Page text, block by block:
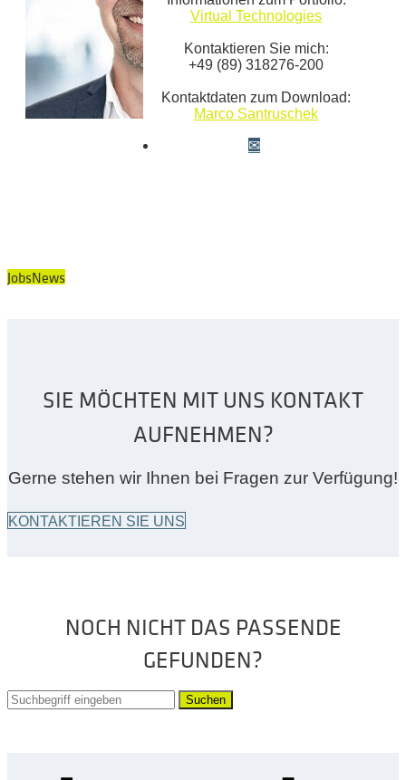
Virtual Technologies
Kontaktieren Sie mich:
+49 (89) 318276-200
Kontaktdaten zum Download:
Marco Santruschek
JobsNews
SIE MÖCHTEN MIT UNS KONTAKT
AUFNEHMEN?
Gerne stehen wir Ihnen bei Fragen zur Verfügung!
KONTAKTIEREN SIE UNS
NOCH NICHT DAS PASSENDE
GEFUNDEN?
Suchen